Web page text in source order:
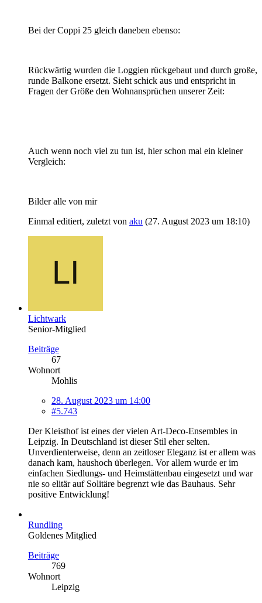
Bei der Coppi 25 gleich daneben ebenso:
Rückwärtig wurden die Loggien rückgebaut und durch große,
runde Balkone ersetzt. Sieht schick aus und entspricht in
Fragen der Größe den Wohnansprüchen unserer Zeit:
Auch wenn noch viel zu tun ist, hier schon mal ein kleiner
Vergleich:
Bilder alle von mir
Einmal editiert, zuletzt von aku (27. August 2023 um 18:10)
Lichtwark
Senior-Mitglied
Beiträge
67
Wohnort
Mohlis
28. August 2023 um 14:00
#5.743
Der Kleisthof ist eines der vielen Art-Deco-Ensembles in
Leipzig. In Deutschland ist dieser Stil eher selten.
Unverdienterweise, denn an zeitloser Eleganz ist er allem was
danach kam, haushoch überlegen. Vor allem wurde er im
einfachen Siedlungs- und Heimstättenbau eingesetzt und war
nie so elitär auf Solitäre begrenzt wie das Bauhaus. Sehr
positive Entwicklung!
Rundling
Goldenes Mitglied
Beiträge
769
Wohnort
Leipzig